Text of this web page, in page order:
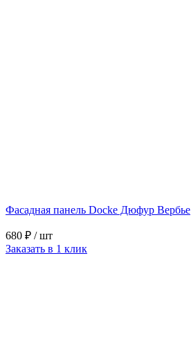
Фасадная панель Docke Дюфур Вербье
680 ₽ / шт
Заказать в 1 клик